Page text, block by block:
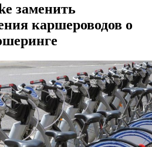
заменить
каршероводов о